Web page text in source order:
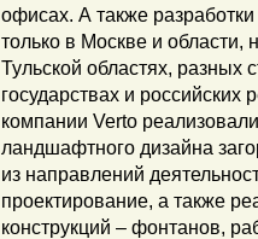
офисах. А также
только в Москве и области,
Тульской областях, разных
государствах и
компании Verto
ландшафтного дизайна
из направлений
проектирование, а также
конструкций – фонтанов,